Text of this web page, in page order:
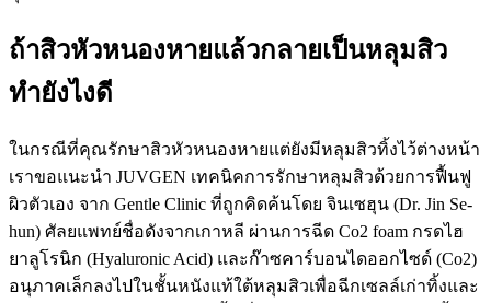
ถ้าสิวหัวหนองหายแล้วกลายเป็นหลุมสิว
ทำยังไงดี
ในกรณีที่คุณรักษาสิวหัวหนองหายแต่ยังมีหลุมสิวทิ้งไว้ต่างหน้า
เราขอแนะนำ JUVGEN เทคนิคการรักษาหลุมสิวด้วยการฟื้นฟู
ผิวตัวเอง จาก Gentle Clinic ที่ถูกคิดค้นโดย จินเซฮุน (Dr. Jin Se-
hun) ศัลยแพทย์ชื่อดังจากเกาหลี ผ่านการฉีด Co2 foam กรดไฮ
ยาลูโรนิก (Hyaluronic Acid) และก๊าซคาร์บอนไดออกไซด์ (Co2)
อนุภาคเล็กลงไปในชั้นหนังแท้ใต้หลุมสิวเพื่อฉีกเซลล์เก่าทิ้งและ